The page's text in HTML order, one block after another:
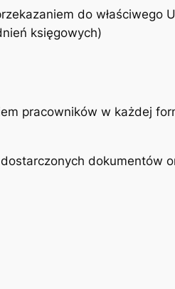
do właściwego
księgowych)
pracowników w każdej
dokumentów